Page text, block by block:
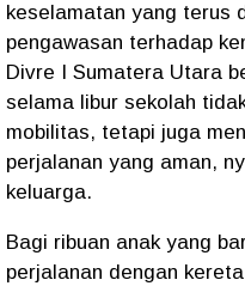
keselamatan yang terus
pengawasan terhadap
Divre I Sumatera Utara
selama libur sekolah
mobilitas, tetapi juga
perjalanan yang aman,
keluarga.
Bagi ribuan anak yang
perjalanan dengan